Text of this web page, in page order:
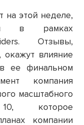
на этой неделе,
в рамках
Отзывы,
окажут влияние
ее финальном
компания
масштабного
которое
компании